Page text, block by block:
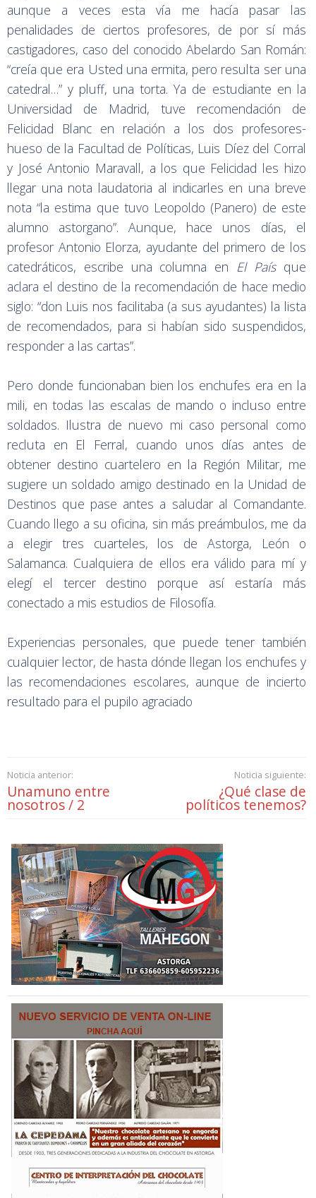
aunque a veces esta vía me hacía pasar las
penalidades de ciertos profesores, de por sí más
castigadores, caso del conocido Abelardo San Román:
“creía que era Usted una ermita, pero resulta ser una
catedral…” y pluff, una torta. Ya de estudiante en la
Universidad de Madrid, tuve recomendación de
Felicidad Blanc en relación a los dos profesores-
hueso de la Facultad de Políticas, Luis Díez del Corral
y José Antonio Maravall, a los que Felicidad les hizo
llegar una nota laudatoria al indicarles en una breve
nota “la estima que tuvo Leopoldo (Panero) de este
alumno astorgano”. Aunque, hace unos días, el
profesor Antonio Elorza, ayudante del primero de los
catedráticos, escribe una columna en El Paísque
aclara el destino de la recomendación de hace medio
siglo: “don Luis nos facilitaba (a sus ayudantes) la lista
de recomendados, para si habían sido suspendidos,
responder a las cartas”.
Pero donde funcionaban bien los enchufes era en la
mili, en todas las escalas de mando o incluso entre
soldados. Ilustra de nuevo mi caso personal como
recluta en El Ferral, cuando unos días antes de
obtener destino cuartelero en la Región Militar, me
sugiere un soldado amigo destinado en la Unidad de
Destinos que pase antes a saludar al Comandante.
Cuando llego a su oficina, sin más preámbulos, me da
a elegir tres cuarteles, los de Astorga, León o
Salamanca. Cualquiera de ellos era válido para mí y
elegí el tercer destino porque así estaría más
conectado a mis estudios de Filosofía.
Experiencias personales, que puede tener también
cualquier lector, de hasta dónde llegan los enchufes y
las recomendaciones escolares, aunque de incierto
resultado para el pupilo agraciado
Noticia anterior:
Unamuno entre
nosotros / 2
Noticia siguiente:
¿Qué clase de
políticos tenemos?